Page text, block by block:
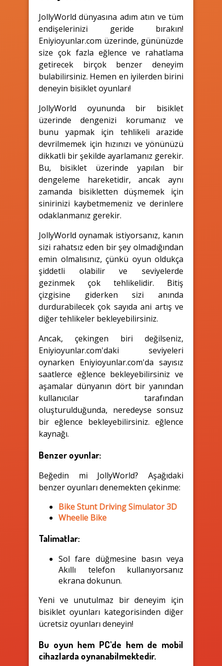
JollyWorld dünyasına adım atın ve tüm
endişelerinizi geride bırakın!
Eniyioyunlar.com üzerinde, gününüzde
size çok fazla eğlence ve rahatlama
getirecek birçok benzer deneyim
bulabilirsiniz. Hemen en iyilerden birini
deneyin bisiklet oyunları!
JollyWorld oyununda bir bisiklet
üzerinde dengenizi korumanız ve
bunu yapmak için tehlikeli arazide
devrilmemek için hızınızı ve yönünüzü
dikkatli bir şekilde ayarlamanız gerekir.
Bu, bisiklet üzerinde yapılan bir
dengeleme hareketidir, ancak aynı
zamanda bisikletten düşmemek için
sinirinizi kaybetmemeniz ve derinlere
odaklanmanız gerekir.
JollyWorld oynamak istiyorsanız, kanın
sizi rahatsız eden bir şey olmadığından
emin olmalısınız, çünkü oyun oldukça
şiddetli olabilir ve seviyelerde
gezinmek çok tehlikelidir. Bitiş
çizgisine giderken sizi anında
durdurabilecek çok sayıda ani artış ve
diğer tehlikeler bekleyebilirsiniz.
Ancak, çekingen biri değilseniz,
Eniyioyunlar.com'daki seviyeleri
oynarken Eniyioyunlar.com'da sayısız
saatlerce eğlence bekleyebilirsiniz ve
aşamalar dünyanın dört bir yanından
kullanıcılar tarafından
oluşturulduğunda, neredeyse sonsuz
bir eğlence bekleyebilirsiniz. eğlence
kaynağı.
Benzer oyunlar:
Beğedin mi JollyWorld? Aşağıdaki
benzer oyunları denemekten çekinme:
Bike Stunt Driving Simulator 3D
Wheelie Bike
Talimatlar:
Sol fare düğmesine basın veya
Akıllı telefon kullanıyorsanız
ekrana dokunun.
Yeni ve unutulmaz bir deneyim için
bisiklet oyunları kategorisinden diğer
ücretsiz oyunları deneyin!
Bu oyun hem PC'de hem de mobil
cihazlarda oynanabilmektedir.